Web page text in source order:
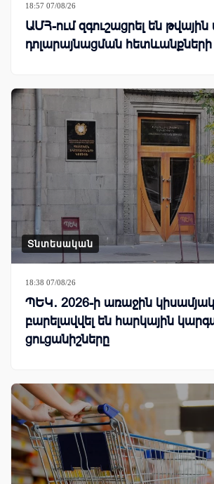
18:57 07/08/26
ԱՄՀ-ում զգուշացրել են թվային
դոլարայնացման
Տնտեսական
18:38 07/08/26
ՊԵԿ․ 2026-ի առաջին
բարելավվել են հարկային
ցուցանիշները